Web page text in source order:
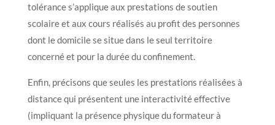
tolérance s’applique aux prestations de soutien
scolaire et aux cours réalisés au profit des personnes
dont le domicile se situe dans le seul territoire
concerné et pour la durée du confinement.
Enfin, précisons que seules les prestations réalisées à
distance qui présentent une interactivité effective
(impliquant la présence physique du formateur à